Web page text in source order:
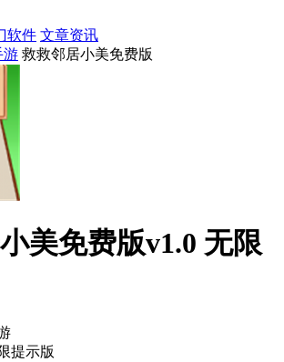
软件 文章资讯
游 救救邻居小美免费版
美免费版v1.0 无限
提示版